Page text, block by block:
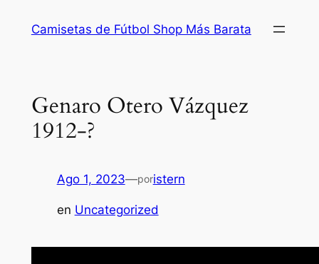
Camisetas de Fútbol Shop Más Barata
Genaro Otero Vázquez
1912-?
Ago 1, 2023—poristern
en Uncategorized